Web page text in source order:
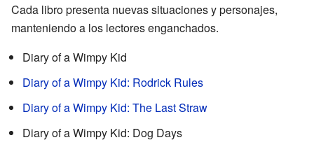
Cada libro presenta nuevas situaciones y personajes,
manteniendo a los lectores enganchados.
Diary of a Wimpy Kid
Diary of a Wimpy Kid: Rodrick Rules
Diary of a Wimpy Kid: The Last Straw
Diary of a Wimpy Kid: Dog Days